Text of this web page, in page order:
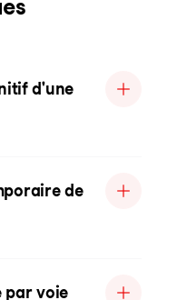
d'une
de
par voie